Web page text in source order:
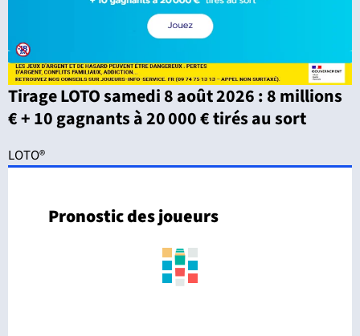
Tirage LOTO samedi 8 août 2026 : 8 millions
€ + 10 gagnants à 20 000 € tirés au sort
LOTO®
Pronostic des joueurs